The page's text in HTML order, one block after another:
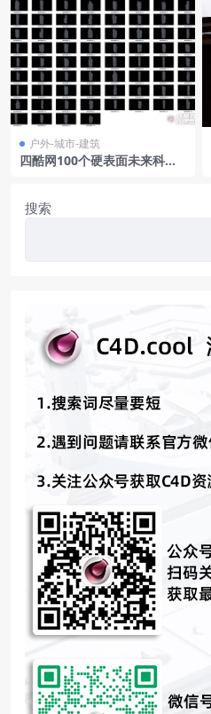
户外-城市-建筑
四酷网100个硬表面未来科幻
搜索